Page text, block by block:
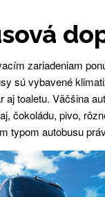
zariadeniam
sú vybavené
aj toaletu. Väčšina
čokoládu, pivo,
typom autobusu